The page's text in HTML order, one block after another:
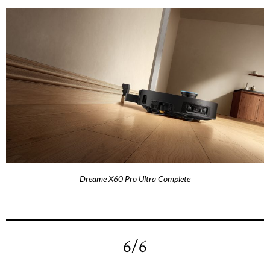
Dreame X60 Pro Ultra Complete
6/6